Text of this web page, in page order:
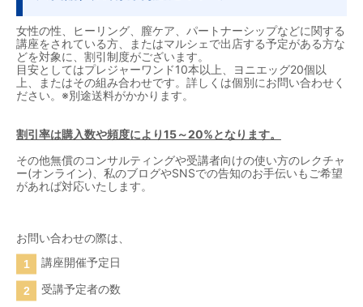
女性の性、ヒーリング、膣ケア、パートナーシップなどに関する
講座をされている方、またはマルシェで出店する予定がある方な
どを対象に、割引制度がございます。
目安としてはプレジャーワンド10本以上、ヨニエッグ20個以
上、またはその組み合わせです。詳しくは個別にお問い合わせく
ださい。※別途送料がかかります。
割引率は購入数や頻度により15～20%となります。
その他無償のコンサルティングや受講者向けの使い方のレクチャ
ー(オンライン)、私のブログやSNSでの告知のお手伝いもご希望
があれば対応いたします。
お問い合わせの際は、
講座開催予定日
受講予定者の数